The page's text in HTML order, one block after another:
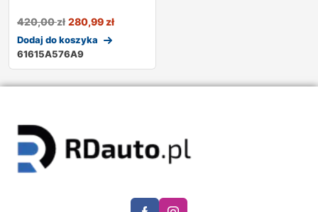
420,00zł 280,99zł
Dodaj do koszyka
61615A576A9